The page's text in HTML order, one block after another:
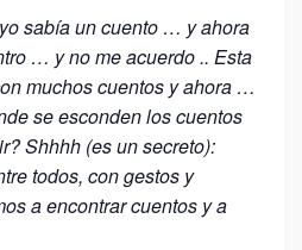
sabía un cuento … y ahora
… y no me acuerdo .. Esta
muchos cuentos y ahora …
se esconden los cuentos
Shhhh (es un secreto):
todos, con gestos y
a encontrar cuen­tos y a